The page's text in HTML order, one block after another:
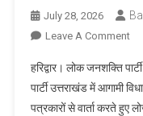
July 28, 2026
Leave A CommentOn
में
से
हरिद्वार। लोक जनशक्ति
पार्टी उत्तराखंड में आगामी
पत्रकारों से वार्ता करते हुए